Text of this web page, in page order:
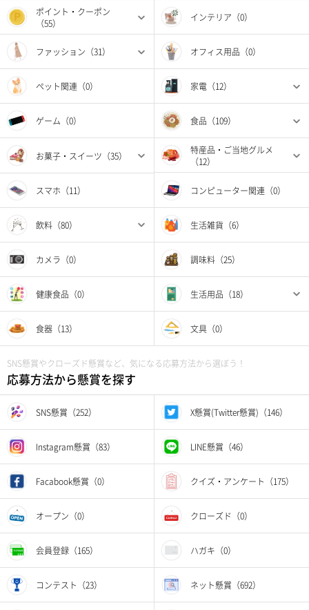
ポイント・クーポン
（55）
インテリア（0）
ファッション（31） オフィス用品（0）
ペット関連（0） 家電（12）
ゲーム（0） 食品（109）
お菓子・スイーツ（35）
特産品・ご当地グルメ
（12）
スマホ（11） コンピューター関連（0）
飲料（80） 生活雑貨（6）
カメラ（0） 調味料（25）
健康食品（0） 生活用品（18）
食器（13） 文具（0）
SNS懸賞やクローズド懸賞など、気になる応募方法から選ぼう！
応募方法から懸賞を探す
SNS懸賞（252） X懸賞(Twitter懸賞)（146）
Instagram懸賞（83） LINE懸賞（46）
Facabook懸賞（0） クイズ・アンケート（175）
オープン（0） クローズド（0）
会員登録（165） ハガキ（0）
コンテスト（23） ネット懸賞（692）